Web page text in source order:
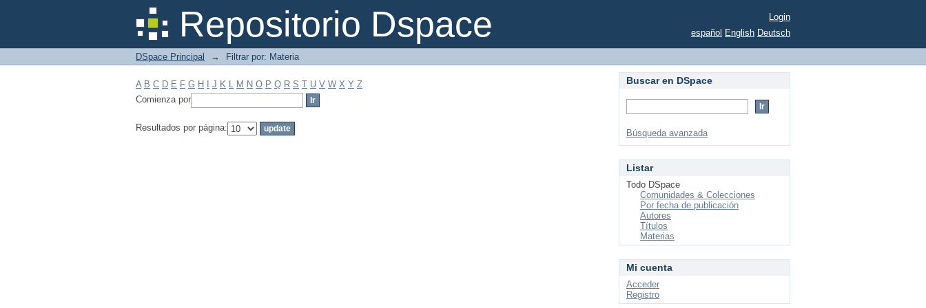
Repositorio Dspace
Filtrar por: Materia
Login
español English Deutsch
DSpace Principal → Filtrar por: Materia
A B C D E F G H J K L M N O P Q R S T U V W X Y Z
Comienza por
Resultados por página:
Buscar en DSpace
Búsqueda avanzada
Listar
Todo DSpace
Comunidades & Colecciones
Por fecha de publicación
Autores
Títulos
Materias
Mi cuenta
Acceder
Registro